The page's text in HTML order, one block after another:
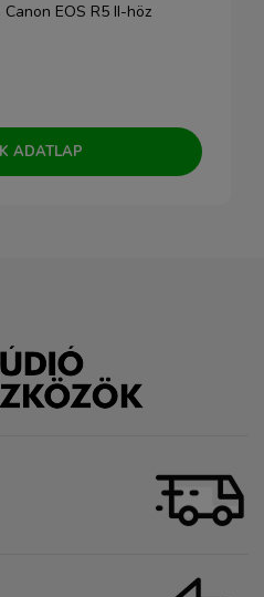
Canon EOS R5 II-höz
ADATLAP